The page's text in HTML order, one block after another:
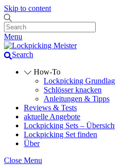
Skip to content
Menu
Search
How-To
Lockpicking
Schlösser knacken
Anleitungen & Tipps
Reviews & Tests
aktuelle Angebote
Lockpicking Sets –
Lockpicking Set finden
Über
Close Menu